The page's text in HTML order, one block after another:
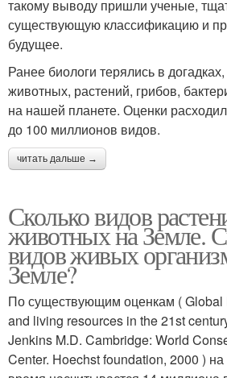
такому выводу пришли ученые,
существующую классификацию и
будущее.
Ранее биологи терялись в
животных, растений, грибов,
на нашей планете. Оценки
до 100 миллионов видов.
читать дальше →
Сколько видов
животных на Земле.
видов живых
Земле?
По существующим оценкам ( Global
and living resources in the 21st
Jenkins M.D. Cambridge: World
Center. Hoechst foundation, 2000 )